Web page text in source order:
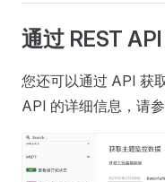
通过 REST
您还可以通过 API 获
API 的详细信息，请